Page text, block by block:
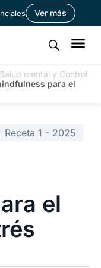
Ver más
Salud mental y Control
para el
Receta 1 - 2025
el